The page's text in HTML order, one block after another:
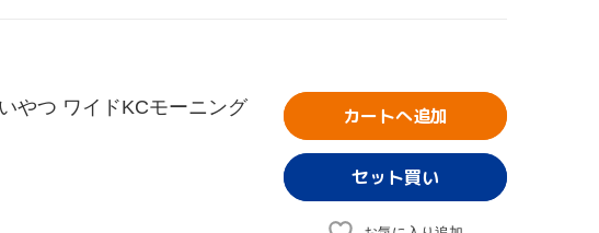
やつ ワイドKCモーニング カートへ追加